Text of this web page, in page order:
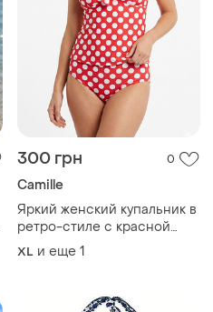
300 грн 0
Camille
Яркий женский купальник в
ретро-стиле с красной
тканью в белый горох.
XL и еще 1